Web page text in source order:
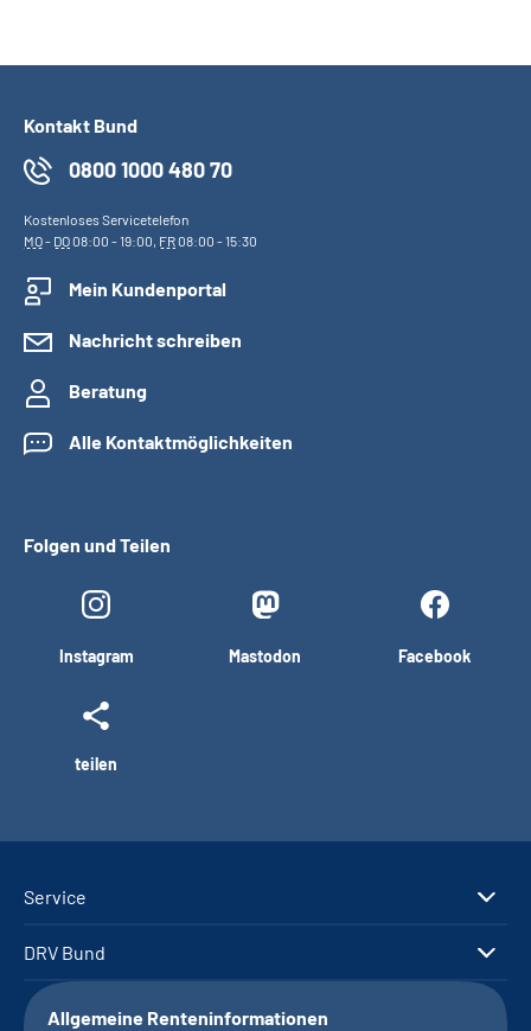
Kontakt Bund
0800 1000 480 70
Kostenloses Servicetelefon
MO- DO08:00 - 19:00, FR08:00 - 15:30
Mein Kundenportal
Nachricht schreiben
Beratung
Alle Kontaktmöglichkeiten
Folgen und Teilen
Instagram Mastodon Facebook
teilen
Service
DRV Bund
Allgemeine Renteninformationen